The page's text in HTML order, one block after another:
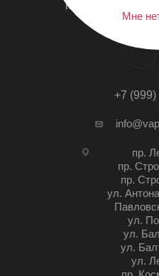
КТО МЫ?
+7
пр.
пр.
пр.
ул.
ул.
ул.
ул.
ул.
Мне